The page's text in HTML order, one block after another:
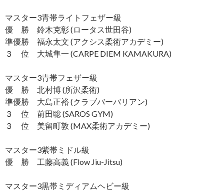
マスター3青帯ライトフェザー級
優 勝 鈴木克彰 (ロータス世田谷)
準優勝 福永太文 (アクシス柔術アカデミー)
３ 位 大城隼一 (CARPE DIEM KAMAKURA)
マスター3青帯フェザー級
優 勝 北村博 (所沢柔術)
準優勝 大島正裕 (クラブバーバリアン)
３ 位 前田聡 (SAROS GYM)
３ 位 美留町敦 (MAX柔術アカデミー)
マスター3紫帯ミドル級
優 勝 工藤高義 (Flow Jiu-Jitsu)
マスター3黒帯ミディアムヘビー級